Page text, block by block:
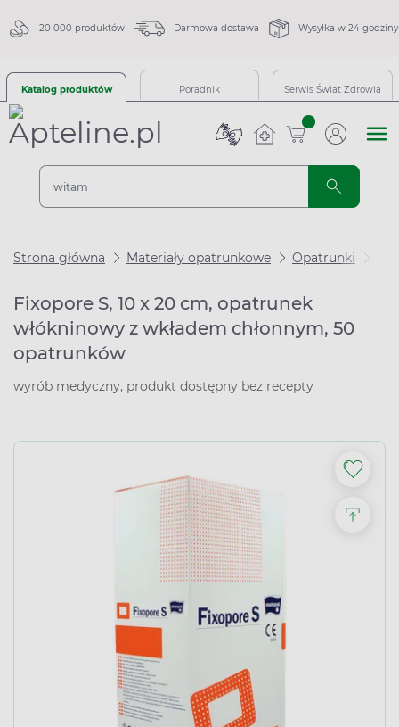
20 000 produktów Darmowa dostawa Wysyłka w 24 godziny
Katalog produktów Poradnik Serwis Świat Zdrowia
sztuk
Strona główna Materiały opatrunkowe Opatrunki
Fixopore S, 10 x 20 cm, opatrunek
włókninowy z wkładem chłonnym, 50
opatrunków
wyrób medyczny, produkt dostępny bez recepty